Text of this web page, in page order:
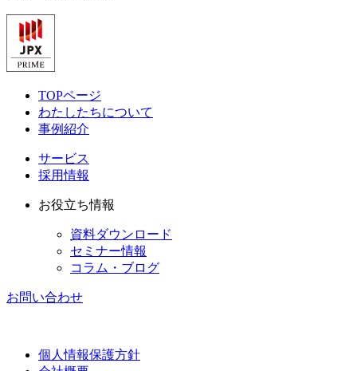
TOPページ
わたしたちについて
事例紹介
サービス
採用情報
お役立ち情報
資料ダウンロード
セミナー情報
コラム・ブログ
お問い合わせ
個人情報保護方針